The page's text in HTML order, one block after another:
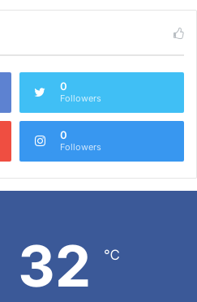
0
Followers
0
Followers
32 ℃